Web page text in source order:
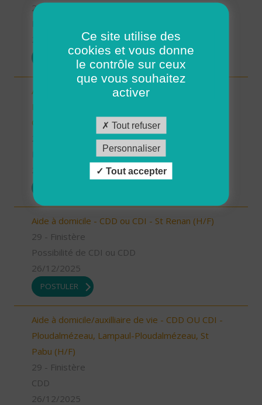
29 - Finistère
POSTULER
Auxiliaire de vie/aide à domicile - Locmaria-
Plouzané /Plougonvelin/Le Conquet/Trébabu -
CDD ou CDI (H/F)
Possibilité de CDI ou CDD
Aide à domicile - CDD ou CDI - St Renan (H/F)
29 - Finistère
Possibilité de CDI ou CDD
26/12/2025
POSTULER
Aide à domicile/auxilliaire de vie - CDD OU CDI -
Ploudalmézeau, Lampaul-Ploudalmézeau, St
Pabu (H/F)
29 - Finistère
CDD
26/12/2025
Ce site utilise des
cookies et vous donne
le contrôle sur ceux
que vous souhaitez
activer
Tout refuser
Personnaliser
Tout accepter